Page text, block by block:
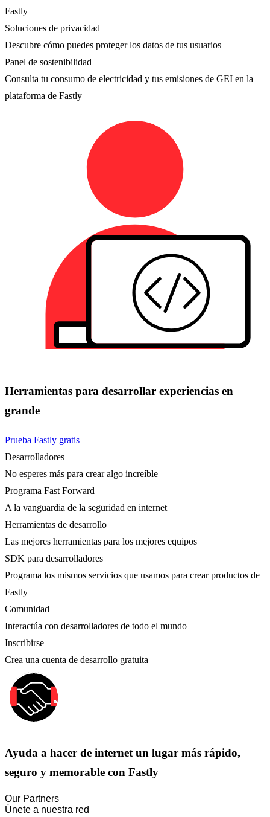
Fastly
Soluciones de privacidad
Descubre cómo puedes proteger los datos de tus usuarios
Panel de sostenibilidad
Consulta tu consumo de electricidad y tus emisiones de GEI en la
plataforma de Fastly
Herramientas para desarrollar experiencias en
grande
Prueba Fastly gratis
Desarrolladores
No esperes más para crear algo increíble
Programa Fast Forward
A la vanguardia de la seguridad en internet
Herramientas de desarrollo
Las mejores herramientas para los mejores equipos
SDK para desarrolladores
Programa los mismos servicios que usamos para crear productos de
Fastly
Comunidad
Interactúa con desarrolladores de todo el mundo
Inscribirse
Crea una cuenta de desarrollo gratuita
Ayuda a hacer de internet un lugar más rápido,
seguro y memorable con Fastly
Our Partners
Únete a nuestra red